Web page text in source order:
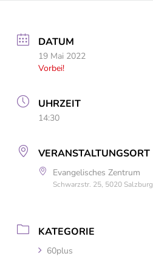
DATUM
19 Mai 2022
Vorbei!
UHRZEIT
14:30
VERANSTALTUNGSORT
Evangelisches Zentrum
Schwarzstr. 25, 5020 Salzburg
KATEGORIE
60plus